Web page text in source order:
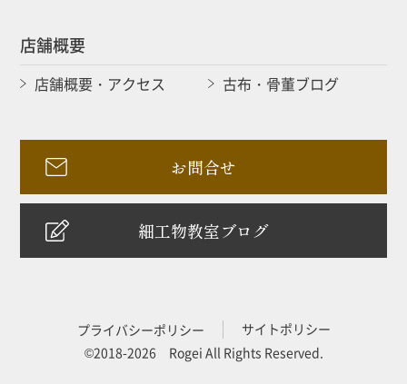
店舗概要
店舗概要・アクセス 古布・骨董ブログ
お問合せ
細工物教室ブログ
プライバシーポリシー
サイトポリシー
©2018-2026 Rogei All Rights Reserved.